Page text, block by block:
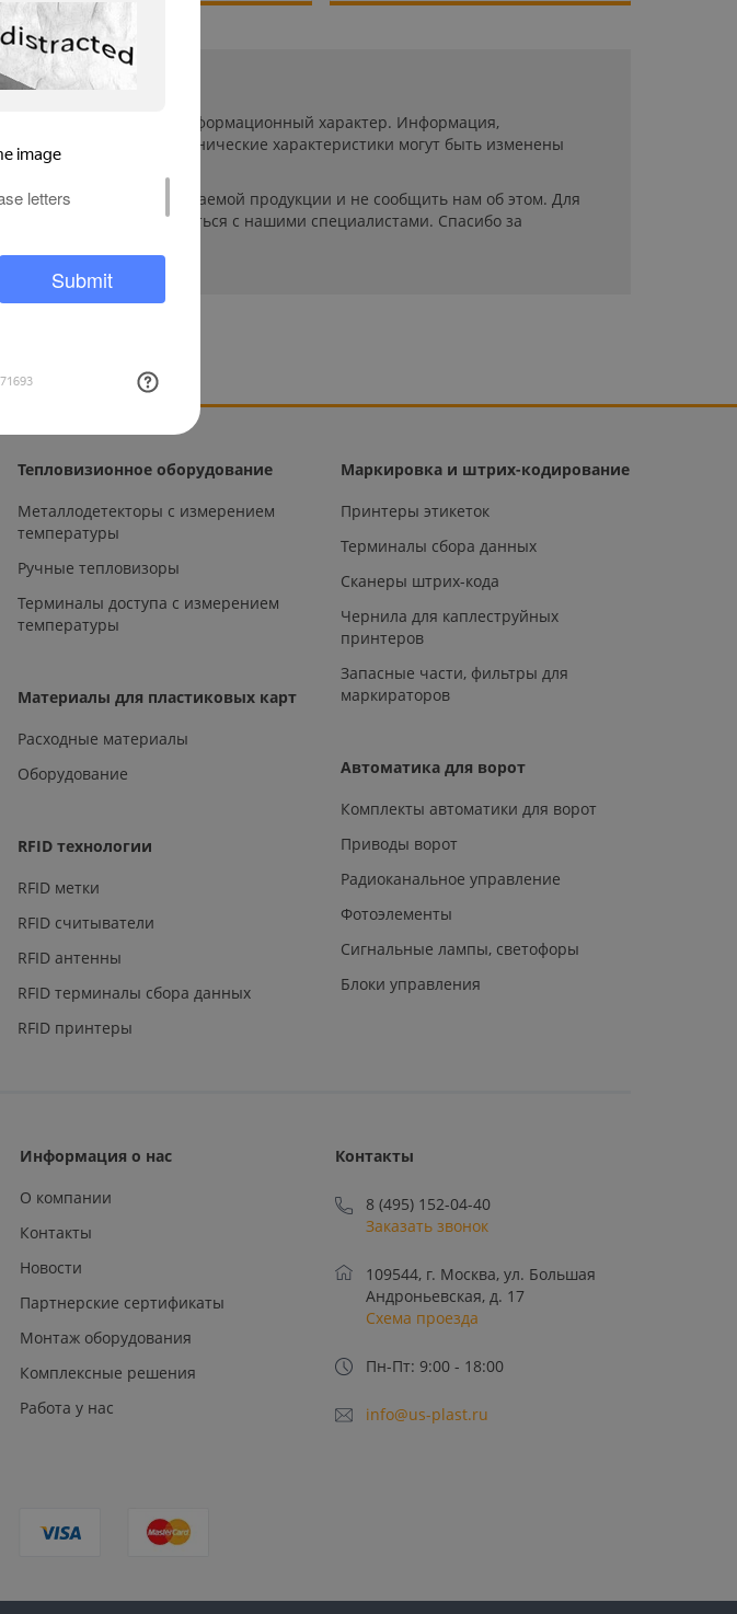
исключительно информационный характер. Информация,
комплектации и технические характеристики могут быть изменены
параметры выпускаемой продукции и не сообщить нам об этом. Для
необходимо связаться с нашими специалистами. Спасибо за
Тепловизионное оборудование
Металлодетекторы с измерением
температуры
Ручные тепловизоры
Терминалы доступа с измерением
температуры
Материалы для пластиковых карт
Расходные материалы
Оборудование
RFID технологии
RFID метки
RFID считыватели
RFID антенны
RFID терминалы сбора данных
RFID принтеры
Маркировка и штрих-кодирование
Принтеры этикеток
Терминалы сбора данных
Сканеры штрих-кода
Чернила для каплеструйных
принтеров
Запасные части, фильтры для
маркираторов
Автоматика для ворот
Комплекты автоматики для ворот
Приводы ворот
Радиоканальное управление
Фотоэлементы
Сигнальные лампы, светофоры
Блоки управления
Информация о нас
О компании
Контакты
Новости
Партнерские сертификаты
Монтаж оборудования
Комплексные решения
Работа у нас
Контакты
8 (495) 152-04-40
Заказать звонок
109544, г. Москва, ул. Большая
Андроньевская, д. 17
Схема проезда
Пн-Пт: 9:00 - 18:00
info@us-plast.ru